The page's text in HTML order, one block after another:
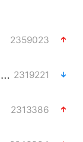
2359023
80后女柜员获聘4200亿银行副行长 2319221
2313386